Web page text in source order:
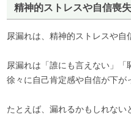
精神的ストレスや自信喪失
尿漏れは、精神的ストレスや自
尿漏れは「誰にも言えない」「
徐々に自己肯定感や自信が下が
たとえば、漏れるかもしれな